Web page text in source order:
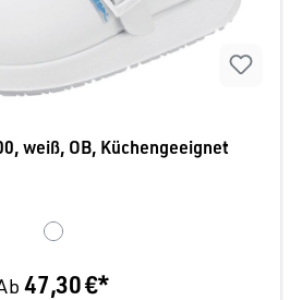
weiß, OB, Küchengeeignet
47,30 €*